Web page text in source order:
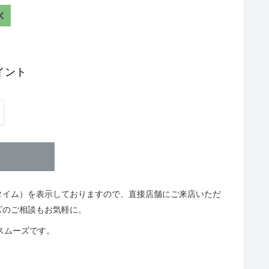
ント
ム）を表示しておりますので、直接店舗にご来店いただ
ご相談もお気軽に。
ーズです。